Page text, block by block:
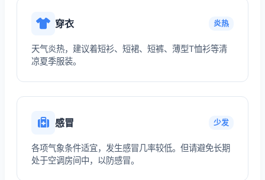
穿衣 炎热
天气炎热，建议着短衫、短裙、短裤、薄型T恤衫等清
凉夏季服装。
感冒 少发
各项气象条件适宜，发生感冒几率较低。但请避免长期
处于空调房间中，以防感冒。